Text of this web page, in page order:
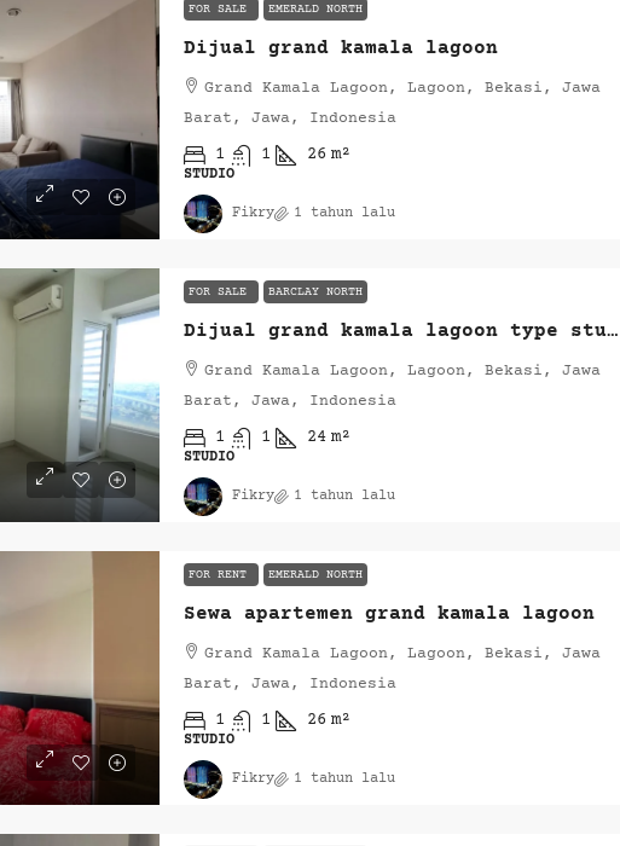
FOR SALE EMERALD NORTH
Dijual grand kamala lagoon
Grand Kamala Lagoon, Lagoon, Bekasi, Jawa
Barat, Jawa, Indonesia
1 1 26 m²
STUDIO
Fikry 1 tahun lalu
FOR SALE BARCLAY NORTH
Dijual grand kamala lagoon type studio
Grand Kamala Lagoon, Lagoon, Bekasi, Jawa
Barat, Jawa, Indonesia
1 1 24 m²
STUDIO
Fikry 1 tahun lalu
FOR RENT EMERALD NORTH
Sewa apartemen grand kamala lagoon
Grand Kamala Lagoon, Lagoon, Bekasi, Jawa
Barat, Jawa, Indonesia
1 1 26 m²
STUDIO
Fikry 1 tahun lalu